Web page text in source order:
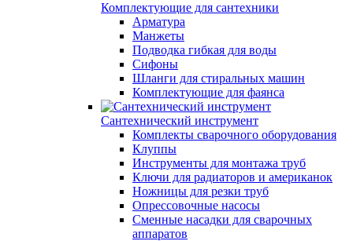
Комплектующие для сантехники
Арматура
Манжеты
Подводка гибкая для воды
Сифоны
Шланги для стиральных машин
Комплектующие для фаянса
Сантехнический инструмент
Комплекты сварочного оборудования
Клуппы
Инструменты для монтажа труб
Ключи для радиаторов и американок
Ножницы для резки труб
Опрессовочные насосы
Сменные насадки для сварочных
аппаратов